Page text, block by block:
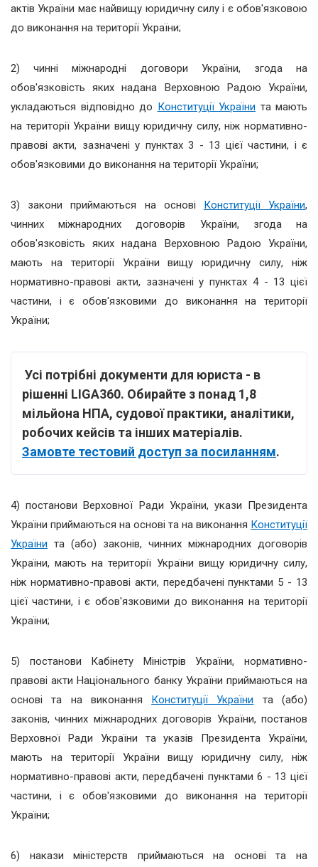
актів України має найвищу юридичну силу і є обов'язковою
до виконання на території України;
2) чинні міжнародні договори України, згода на
обов'язковість яких надана Верховною Радою України,
укладаються відповідно до Конституції України та мають
на території України вищу юридичну силу, ніж нормативно-
правові акти, зазначені у пунктах 3 - 13 цієї частини, і є
обов'язковими до виконання на території України;
3) закони приймаються на основі Конституції України,
чинних міжнародних договорів України, згода на
обов'язковість яких надана Верховною Радою України,
мають на території України вищу юридичну силу, ніж
нормативно-правові акти, зазначені у пунктах 4 - 13 цієї
частини, і є обов'язковими до виконання на території
України;
Усі потрібні документи для юриста - в
рішенні LIGA360. Обирайте з понад 1,8
мільйона НПА, судової практики, аналітики,
робочих кейсів та інших матеріалів.
Замовте тестовий доступ за посиланням.
4) постанови Верховної Ради України, укази Президента
України приймаються на основі та на виконання Конституції
України та (або) законів, чинних міжнародних договорів
України, мають на території України вищу юридичну силу,
ніж нормативно-правові акти, передбачені пунктами 5 - 13
цієї частини, і є обов'язковими до виконання на території
України;
5) постанови Кабінету Міністрів України, нормативно-
правові акти Національного банку України приймаються на
основі та на виконання Конституції України та (або)
законів, чинних міжнародних договорів України, постанов
Верховної Ради України та указів Президента України,
мають на території України вищу юридичну силу, ніж
нормативно-правові акти, передбачені пунктами 6 - 13 цієї
частини, і є обов'язковими до виконання на території
України;
6) накази міністерств приймаються на основі та на